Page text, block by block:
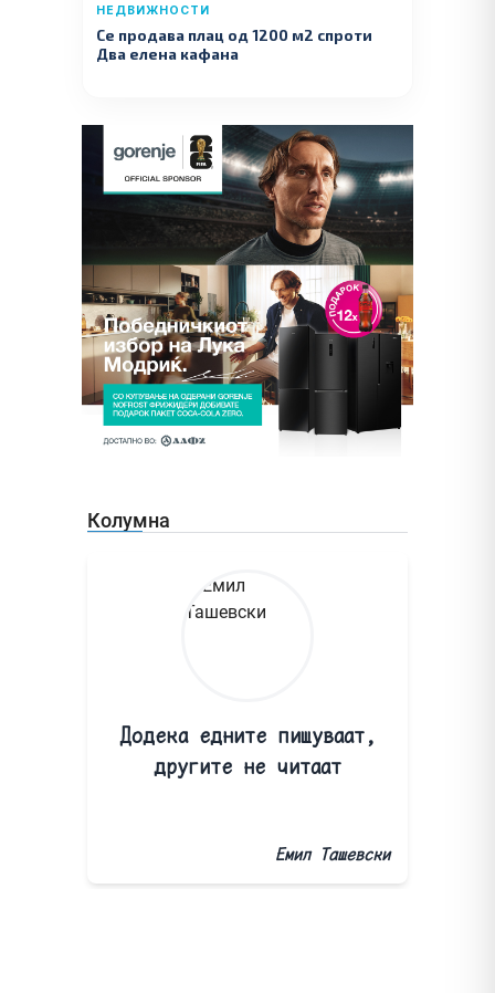
НЕДВИЖНОСТИ
Се продава плац од 1200 м2 спроти
Два елена кафана
Колумна
Додека едните пишуваат,
другите не читаат
Емил Ташевски